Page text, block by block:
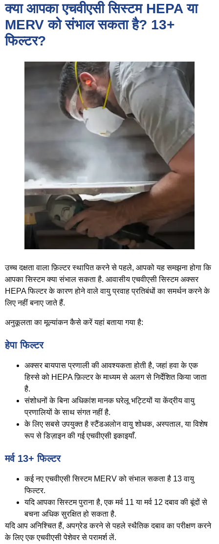
क्या आपका एचवीएसी सिस्टम HEPA या
MERV को संभाल सकता है? 13+
फिल्टर?
उच्च दक्षता वाला फ़िल्टर स्थापित करने से पहले, आपको यह समझना होगा कि
आपका सिस्टम क्या संभाल सकता है. आवासीय एचवीएसी सिस्टम अक्सर
HEPA फिल्टर के कारण होने वाले वायु प्रवाह प्रतिबंधों का समर्थन करने के
लिए नहीं बनाए जाते हैं.
अनुकूलता का मूल्यांकन कैसे करें यहां बताया गया है:
हेपा फिल्टर
अक्सर बायपास प्रणाली की आवश्यकता होती है, जहां हवा के एक
हिस्से को HEPA फ़िल्टर के माध्यम से अलग से निर्देशित किया जाता
है.
संशोधनों के बिना अधिकांश मानक घरेलू भट्टियों या केंद्रीय वायु
प्रणालियों के साथ संगत नहीं है.
के लिए सबसे उपयुक्त हैस्टैंडअलोन वायु शोधक, अस्पताल, या विशेष
रूप से डिज़ाइन की गई एचवीएसी इकाइयाँ.
मर्व 13+ फिल्टर
कई नए एचवीएसी सिस्टम MERV को संभाल सकता है 13 वायु
फिल्टर.
यदि आपका सिस्टम पुराना है, एक मर्व 11 या मर्व 12 दबाव की बूंदों से
बचना अधिक सुरक्षित हो सकता है.
यदि आप अनिश्चित हैं, अपग्रेड करने से पहले स्थैतिक दबाव का परीक्षण करने
के लिए एक एचवीएसी पेशेवर से परामर्श लें.